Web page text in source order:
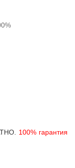
100% гарантия